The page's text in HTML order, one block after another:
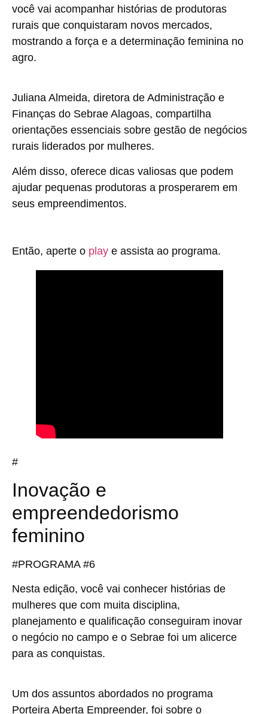
você vai acompanhar histórias de produtoras
rurais que conquistaram novos mercados,
mostrando a força e a determinação feminina no
agro.
Juliana Almeida, diretora de Administração e
Finanças do Sebrae Alagoas, compartilha
orientações essenciais sobre gestão de negócios
rurais liderados por mulheres.
Além disso, oferece dicas valiosas que podem
ajudar pequenas produtoras a prosperarem em
seus empreendimentos.
Então, aperte o play e assista ao programa.
#
Inovação e
empreendedorismo
feminino
#PROGRAMA #6
Nesta edição, você vai conhecer histórias de
mulheres que com muita disciplina,
planejamento e qualificação conseguiram inovar
o negócio no campo e o Sebrae foi um alicerce
para as conquistas.
Um dos assuntos abordados no programa
Porteira Aberta Empreender, foi sobre o